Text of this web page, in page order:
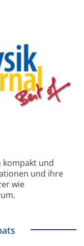
kompakt und
und ihre
wie